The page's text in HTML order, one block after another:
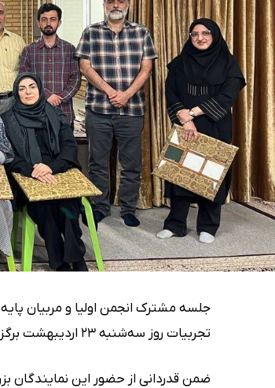
جلسه مشترک انجمن اولیا و مربیان
تجربیات روز سه‌شنبه ۲۳ اردیبهشت برگزار گردید.
ضمن قدردانی از حضور این نمایندگان